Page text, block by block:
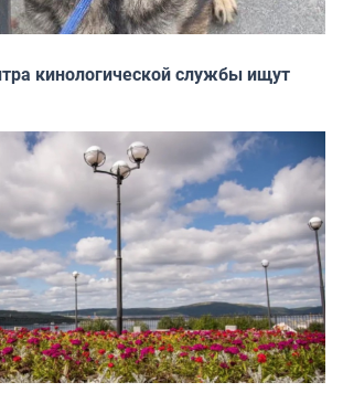
кинологической службы ищут